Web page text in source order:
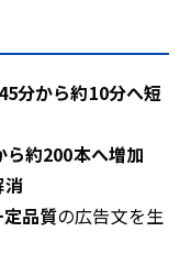
分から約10分へ短
ら約200本へ増加
消
品質の広告文を生